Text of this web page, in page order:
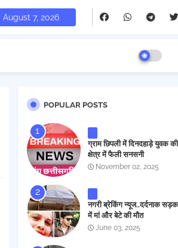
August 7, 2026
POPULAR POSTS
ग्राम छिपली में दिनदहाड़े युवक की
क्षेत्र में फैली सनसनी
November 02, 2025
नगरी ब्रेकिंग न्यूज..दर्दनाक
में मां और बेटे की मौत
June 03, 2025